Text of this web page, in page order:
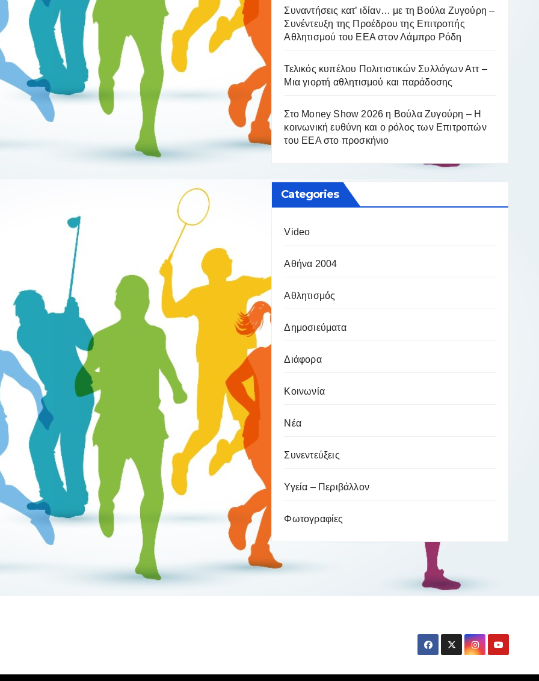
Συναντήσεις κατ’ ιδίαν… με τη Βούλα Ζυγούρη –
Συνέντευξη της Προέδρου της Επιτροπής
Αθλητισμού του ΕΕΑ στον Λάμπρο Ρόδη
Τελικός κυπέλου Πολιτιστικών Συλλόγων Αττ –
Μια γιορτή αθλητισμού και παράδοσης
Στο Money Show 2026 η Βούλα Ζυγούρη – Η
κοινωνική ευθύνη και ο ρόλος των Επιτροπών
του ΕΕΑ στο προσκήνιο
Categories
Video
Αθήνα 2004
Αθλητισμός
Δημοσιεύματα
Διάφορα
Κοινωνία
Νέα
Συνεντεύξεις
Υγεία – Περιβάλλον
Φωτογραφίες